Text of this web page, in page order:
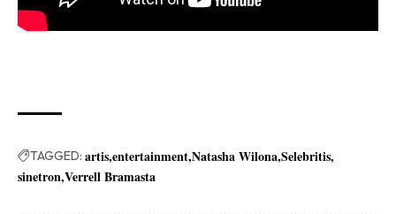
TAGGED: artisentertainmentNatasha WilonaSelebritis
sinetronVerrell Bramasta